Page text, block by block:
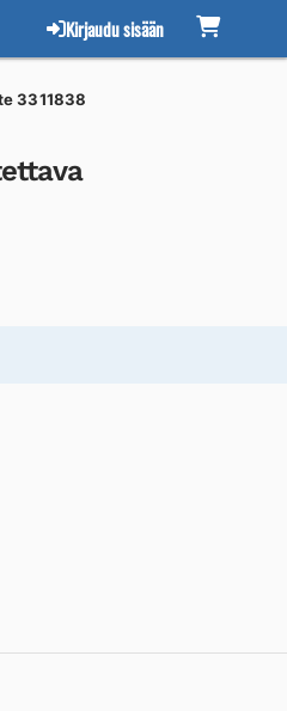
Kirjaudu sisään
3311838